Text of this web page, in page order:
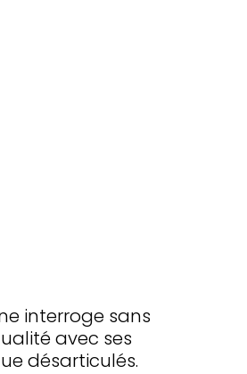
interroge sans
avec ses
désarticulés.